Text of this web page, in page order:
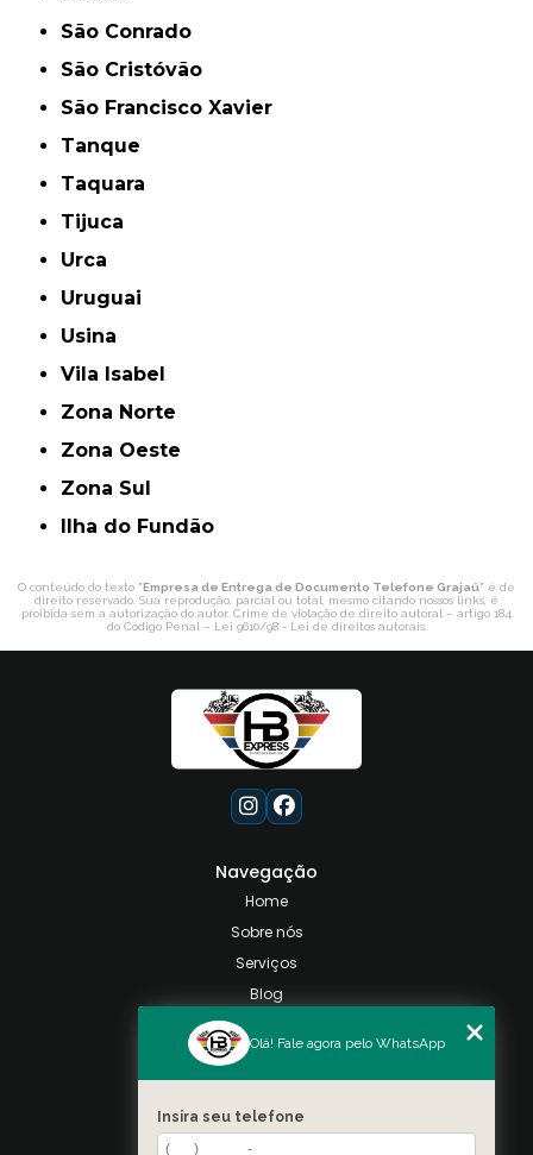
São Conrado
São Cristóvão
São Francisco Xavier
Tanque
Taquara
Tijuca
Urca
Uruguai
Usina
Vila Isabel
Zona Norte
Zona Oeste
Zona Sul
ilha do Fundão
O conteúdo do texto "Empresa de Entrega de Documento Telefone Grajaú" é de
direito reservado. Sua reprodução, parcial ou total, mesmo citando nossos links, é
proibida sem a autorização do autor. Crime de violação de direito autoral – artigo 184
do Código Penal – Lei 9610/98 - Lei de direitos autorais.
Navegação
Home
Sobre nós
Serviços
Blog
Categorias
Mapa do site
Olá! Fale agora pelo WhatsApp
Insira seu telefone